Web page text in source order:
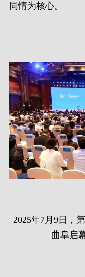
同情为核心。
2025年7月9日，
曲阜启